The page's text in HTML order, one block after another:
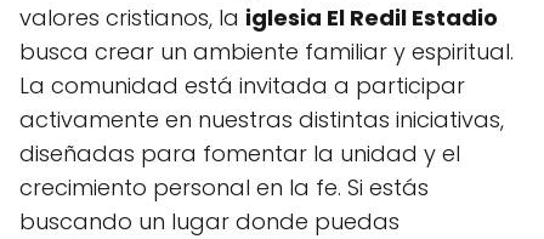
valores cristianos, la iglesia El Redil Estadio
busca crear un ambiente familiar y espiritual.
La comunidad está invitada a participar
activamente en nuestras distintas iniciativas,
diseñadas para fomentar la unidad y el
crecimiento personal en la fe. Si estás
buscando un lugar donde puedas